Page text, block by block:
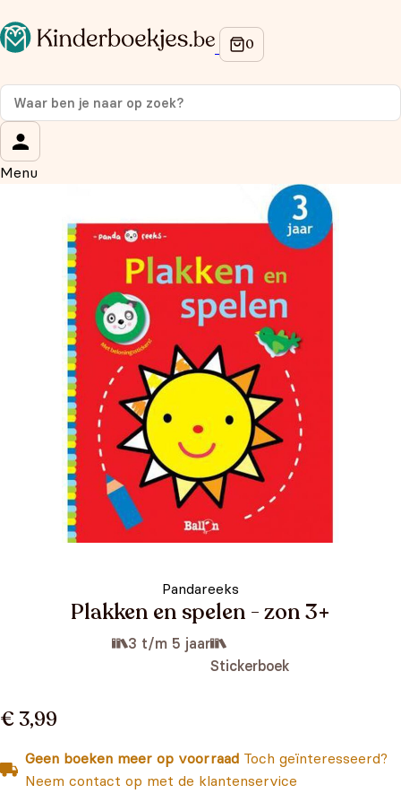
Menu
Pandareeks
Plakken en spelen - zon 3+
3 t/m 5 jaar
Stickerboek
€ 3,99
Geen boeken meer op voorraad Toch geïnteresseerd?
Neem contact op met de klantenservice
Op de hoogte blijven van onze acties?
Meld je aan voor onze nieuwsbrief en ontvang
korting
Wat is je voornaam?
Aanmelden
We gebruiken je gegevens om contact op te nemen, in
overeenstemming met onsprivacybeleid.